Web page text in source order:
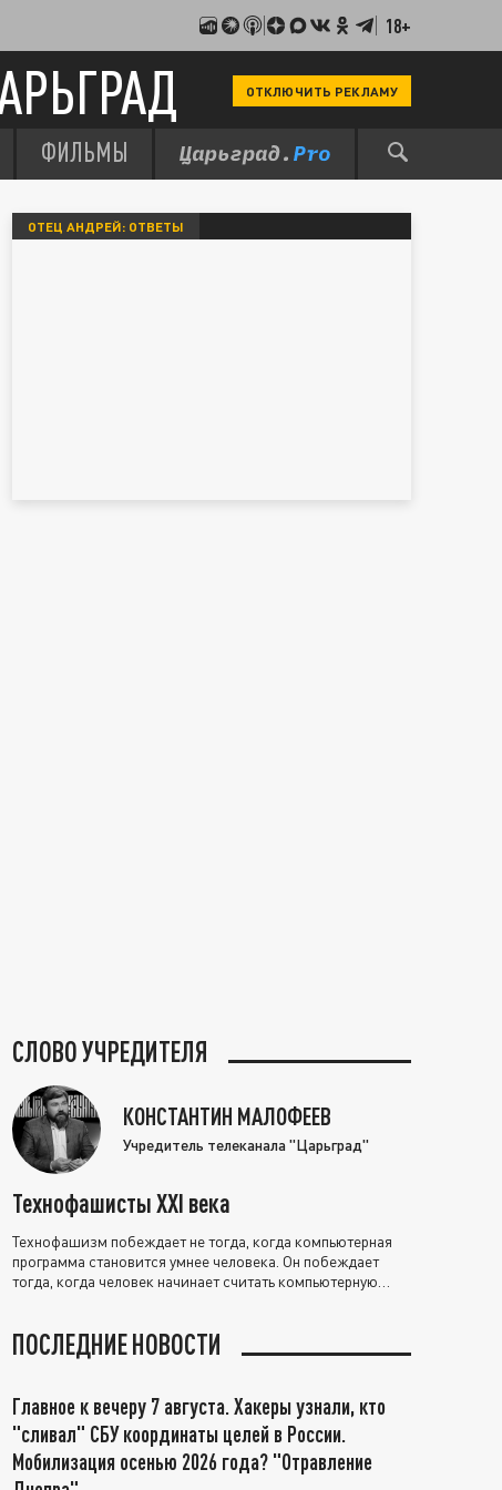
18+
ОТКЛЮЧИТЬ РЕКЛАМУ
ФИЛЬМЫ
ОТЕЦ АНДРЕЙ: ОТВЕТЫ
СЛОВО УЧРЕДИТЕЛЯ
КОНСТАНТИН МАЛОФЕЕВ
Учредитель телеканала "Царьград"
Технофашисты XXI века
Технофашизм побеждает не тогда, когда компьютерная
программа становится умнее человека. Он побеждает
тогда, когда человек начинает считать компьютерную
ПОСЛЕДНИЕ НОВОСТИ
Главное к вечеру 7 августа. Хакеры узнали, кто
"сливал" СБУ координаты целей в России.
Мобилизация осенью 2026 года? "Отравление